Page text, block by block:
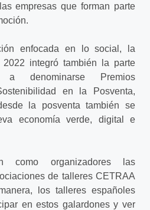
empresas que forman parte
enfocada en lo social, la
integró también la parte
a denominarse Premios
en la Posventa,
la posventa también se
economía verde, digital e
como organizadores las
de talleres CETRAA
los talleres españoles
en estos galardones y ver